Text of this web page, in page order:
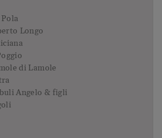
Longo
di Lamole
Angelo & figli